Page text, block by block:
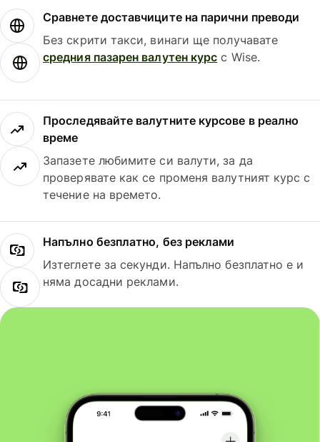
Сравнете доставчиците на парични преводи
Без скрити такси, винаги ще получавате
средния пазарен валутен курс с Wise.
Проследявайте валутните курсове в реално
време
Запазете любимите си валути, за да
проверявате как се променя валутният курс с
течение на времето.
Напълно безплатно, без реклами
Изтеглете за секунди. Напълно безплатно е и
няма досадни реклами.